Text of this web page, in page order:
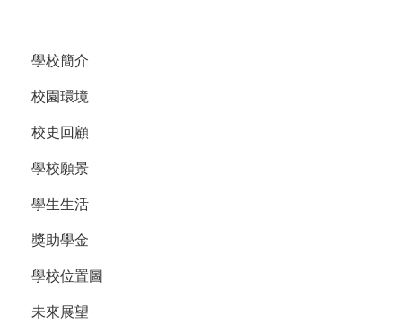
學校簡介
校園環境
校史回顧
學校願景
學生生活
獎助學金
學校位置圖
未來展望